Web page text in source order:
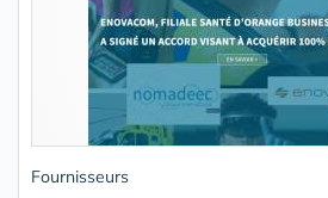
Fournisseurs